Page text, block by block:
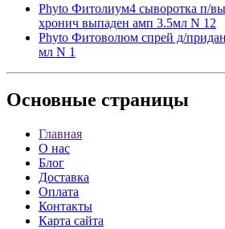
Phyto Фитолиум4 сыворотка п/
хронич выпаден амп 3.5мл N 12
Phyto Фитоволюм спрей д/
мл N 1
Основные страницы
Главная
О нас
Блог
Доставка
Оплата
Контакты
Карта сайта